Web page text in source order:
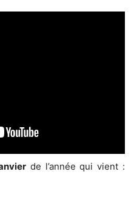
de l’année qui vient :